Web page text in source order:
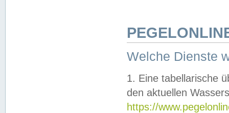
Welche Dienste
1. Eine tabellarische
den aktuellen
https://